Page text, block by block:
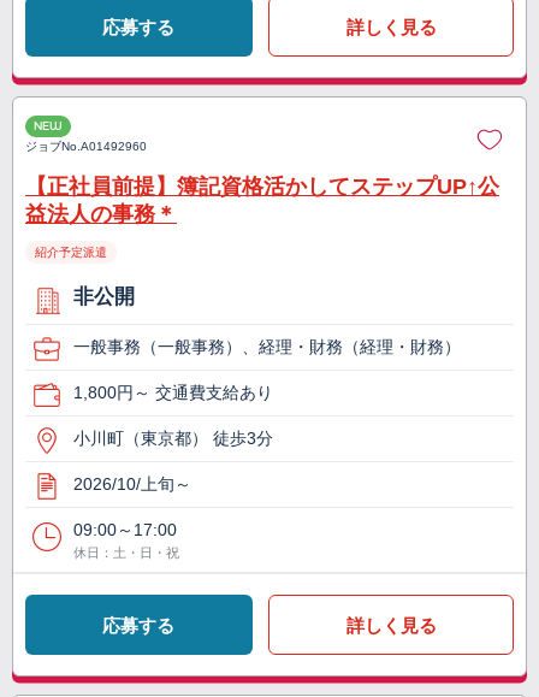
応募する 詳しく見る
NEW
ジョブNo.A01492960
【正社員前提】簿記資格活かしてステップUP↑公
益法人の事務＊
紹介予定派遣
非公開
一般事務（一般事務）、経理・財務（経理・財務）
1,800円～ 交通費支給あり
小川町（東京都） 徒歩3分
2026/10/上旬～
09:00～17:00
休日：土・日・祝
応募する 詳しく見る